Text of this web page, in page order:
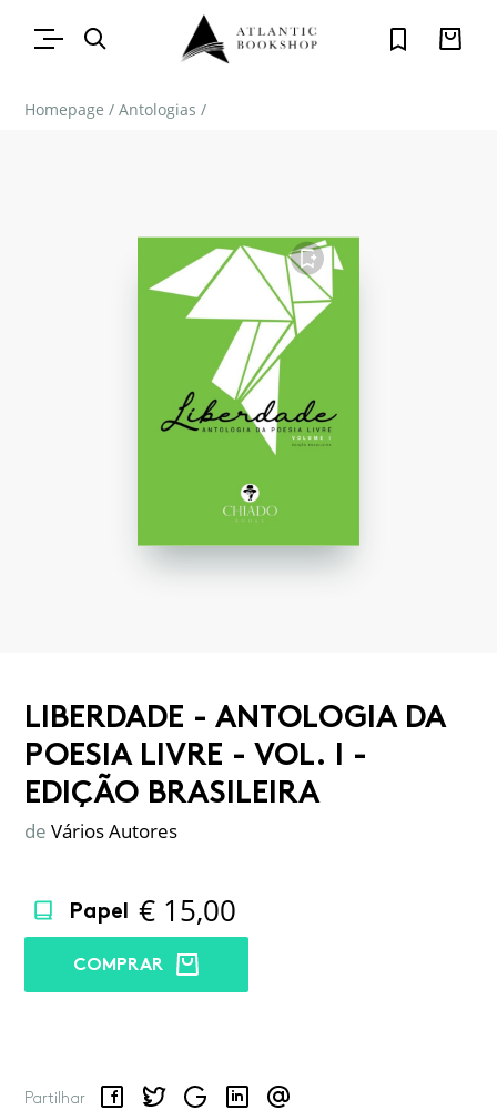
Homepage / Antologias /
FAVORITO
LIBERDADE - ANTOLOGIA DA
POESIA LIVRE - VOL. I -
EDIÇÃO BRASILEIRA
de Vários Autores
Papel € 15,00
COMPRAR
Partilhar
FacebookTwitterGoogle LinkedInEmail